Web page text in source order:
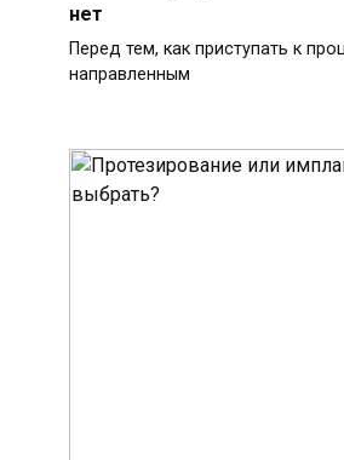
нет
Перед тем, как приступать к
направленным